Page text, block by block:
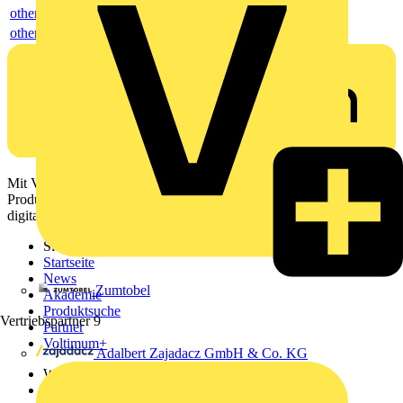
Zumtobel
Vertriebspartner 9
Adalbert Zajadacz GmbH & Co. KG
others
others
Mit Voltimum erhalten Elektrofachkräfte Zugang zu Branchennews,
Produktinformationen, Schulungen und Tools – alles auf einer
digitalen Plattform und Community.
Sitemap
Startseite
News
Akademie
Produktsuche
Partner
Voltimum+
Weitere Links